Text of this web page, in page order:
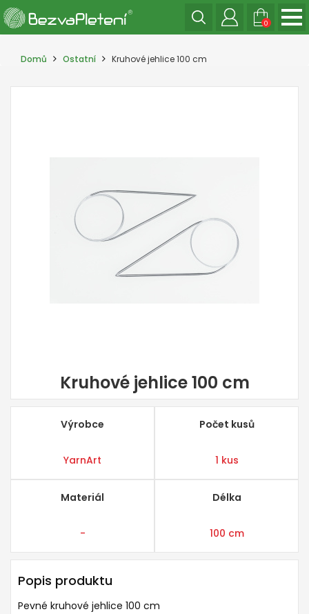
0
Domů Ostatní Kruhové jehlice 100 cm
Kruhové jehlice 100 cm
Výrobce
YarnArt
Počet kusů
1 kus
Materiál
-
Délka
100 cm
Popis produktu
Pevné kruhové jehlice 100 cm